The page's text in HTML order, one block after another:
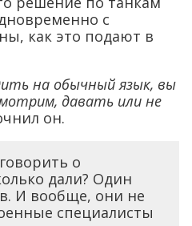
с
как это подают в
на обычный язык, вы
давать или не
он.
о
дали? Один
И вообще, они не
специалисты